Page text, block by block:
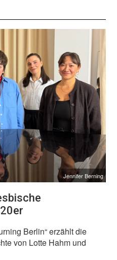
Jennifer Berning
Berlin“ erzählt die
von Lotte Hahm und